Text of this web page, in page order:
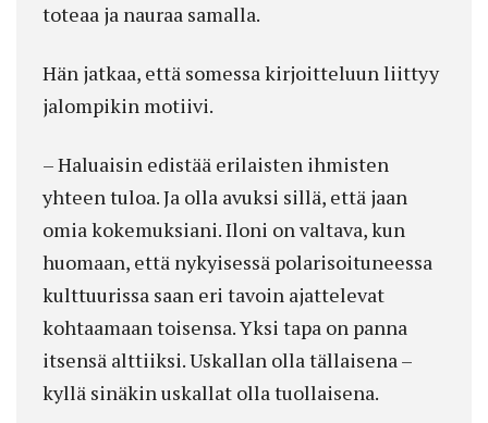
toteaa ja nauraa samalla.
Hän jatkaa, että somessa kirjoitteluun liittyy
jalompikin motiivi.
– Haluaisin edistää erilaisten ihmisten
yhteen tuloa. Ja olla avuksi sillä, että jaan
omia kokemuksiani. Iloni on valtava, kun
huomaan, että nykyisessä polarisoituneessa
kulttuurissa saan eri tavoin ajattelevat
kohtaamaan toisensa. Yksi tapa on panna
itsensä alttiiksi. Uskallan olla tällaisena –
kyllä sinäkin uskallat olla tuollaisena.